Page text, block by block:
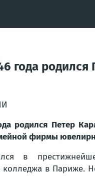
года
родился Петер
фирмы
в
колледжа в Париже.